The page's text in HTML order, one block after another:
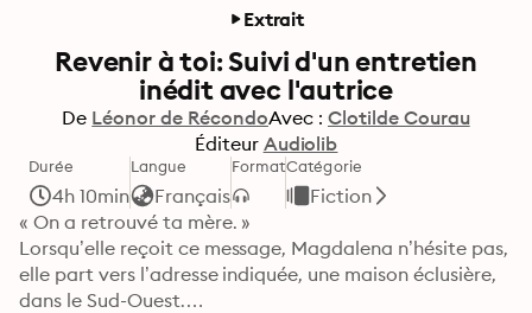
Extrait
Revenir à toi: Suivi d'un entretien
inédit avec l'autrice
De Léonor de RécondoAvec : Clotilde Courau
Éditeur Audiolib
Durée
4h 10min
Langue
Français
FormatCatégorie
Fiction
« On a retrouvé ta mère. »
Lorsqu’elle reçoit ce message, Magdalena n’hésite pas,
elle part vers l’adresse indiquée, une maison éclusière,
dans le Sud-Ouest.